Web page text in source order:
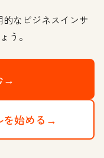
なビジネスインサ
う。
→
を始める→